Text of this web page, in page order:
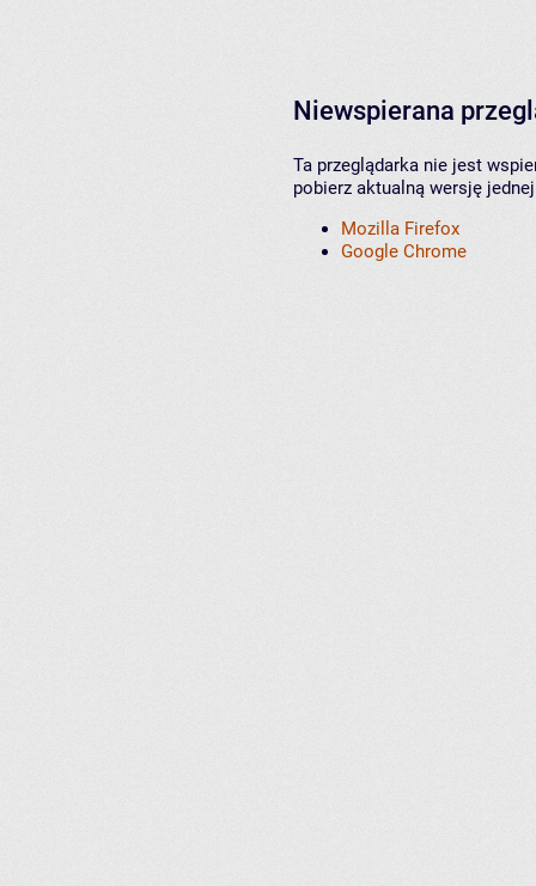
Niewspierana
Ta przeglądarka nie jest
pobierz aktualną wersję
Mozilla Firefox
Google Chrome